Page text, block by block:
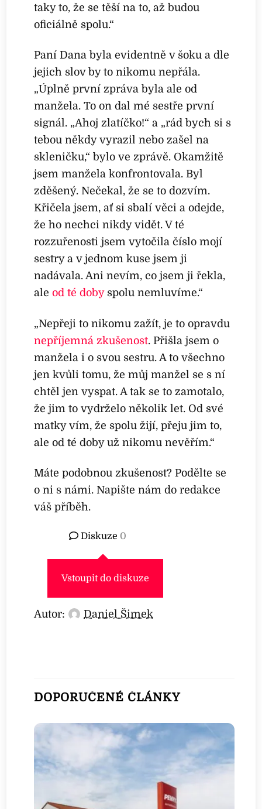
taky to, že se těší na to, až budou
oficiálně spolu.“
Paní Dana byla evidentně v šoku a dle
jejich slov by to nikomu nepřála.
„Úplně první zpráva byla ale od
manžela. To on dal mé sestře první
signál. „Ahoj zlatíčko!“ a „rád bych si s
tebou někdy vyrazil nebo zašel na
skleničku,“ bylo ve zprávě. Okamžitě
jsem manžela konfrontovala. Byl
zděšený. Nečekal, že se to dozvím.
Křičela jsem, ať si sbalí věci a odejde,
že ho nechci nikdy vidět. V té
rozzuřenosti jsem vytočila číslo mojí
sestry a v jednom kuse jsem ji
nadávala. Ani nevím, co jsem ji řekla,
aleod té dobyspolu nemluvíme.“
„Nepřeji to nikomu zažít, je to opravdu
nepříjemná zkušenost. Přišla jsem o
manžela i o svou sestru. A to všechno
jen kvůli tomu, že můj manžel se s ní
chtěl jen vyspat. A tak se to zamotalo,
že jim to vydrželo několik let. Od své
matky vím, že spolu žijí, přeju jim to,
ale od té doby už nikomu nevěřím.“
Máte podobnou zkušenost? Podělte se
o ni s námi. Napište nám do redakce
váš příběh.
Diskuze 0
Vstoupit do diskuze
Autor: Daniel Šimek
DOPORUČENÉ ČLÁNKY